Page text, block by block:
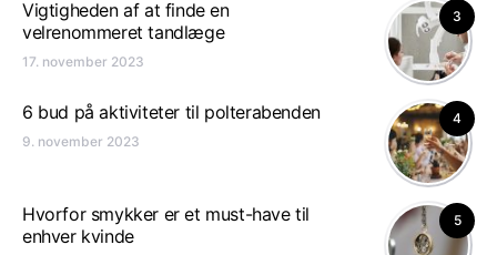
3
Vigtigheden af ​​at finde en
velrenommeret tandlæge
17. november 2023
4
6 bud på aktiviteter til polterabenden
9. november 2023
5
Hvorfor smykker er et must-have til
enhver kvinde